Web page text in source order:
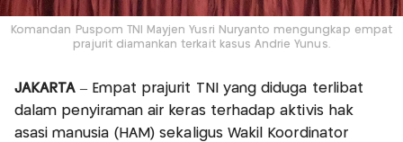
Komandan Puspom TNI Mayjen Yusri Nuryanto mengungkap empat
prajurit diamankan terkait kasus Andrie Yunus.
JAKARTA– Empat prajurit TNI yang diduga terlibat
dalam penyiraman air keras terhadap aktivis hak
asasi manusia (HAM) sekaligus Wakil Koordinator